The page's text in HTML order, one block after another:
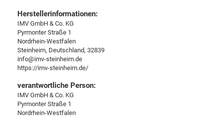
Herstellerinformationen:
IMV GmbH & Co. KG
Pyrmonter Straße 1
Nordrhein-Westfalen
Steinheim, Deutschland, 32839
info@imv-steinheim.de
https://imv-steinheim.de/
verantwortliche Person:
IMV GmbH & Co. KG
Pyrmonter Straße 1
Nordrhein-Westfalen